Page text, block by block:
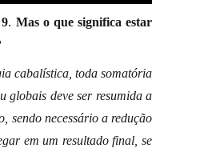
. Mas o que significa estar
cabalística, toda somatória
globais deve ser resumida a
sendo necessário a redução
em um resultado final, se